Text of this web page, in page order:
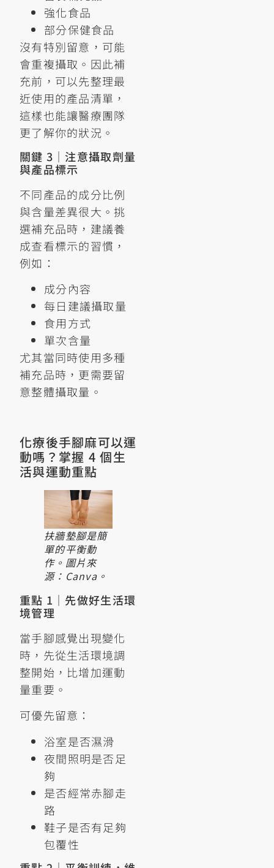
強化食品
部分保健食品
沒有特別留意，可能
會重複攝取。因此補
充前，可以先整理最
近使用的產品清單，
這樣也能讓醫療團隊
更了解你的狀況。
關鍵 3｜注意攝取劑量
與產品標示
不同產品的成分比例
與含量差異很大。挑
選補充品時，建議養
成查看標示的習慣，
例如：
成分內容
每日建議攝取量
食用方式
單次含量
尤其當同時使用多種
補充品時，更需要留
意整體攝取量。
化療後手腳麻可以運
動嗎？掌握 4 個生
活與運動重點
扶牆墊腳是簡
單的平衡動
作。圖片來
源：Canva。
重點 1｜先做好生活環
境管理
當手腳感覺出現變化
時，先從生活環境調
整開始，比增加運動
量重要。
可優先留意：
浴室是否濕滑
夜間照明是否足
夠
是否經常赤腳走
路
鞋子是否有足夠
包覆性